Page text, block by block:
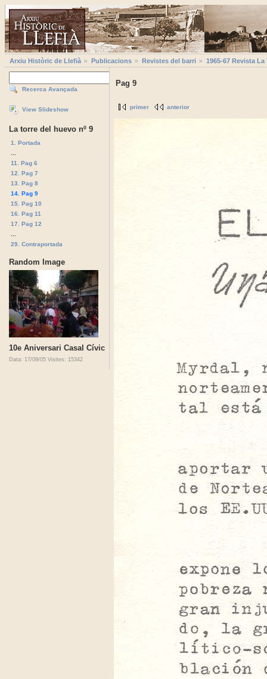
Arxiu Històric de Llefià Publicacions Revistes del barri 1965-67 Revista
Recerca Avançada
View Slideshow
La torre del huevo nº 9
1. Portada
11. Pag 6
12. Pag 7
13. Pag 8
14. Pag 9
15. Pag 10
16. Pag 11
17. Pag 12
29. Contraportada
Random Image
10e Aniversari Casal Cívic
Data: 17/09/05 Visites: 15342
Pag 9
primer anterior